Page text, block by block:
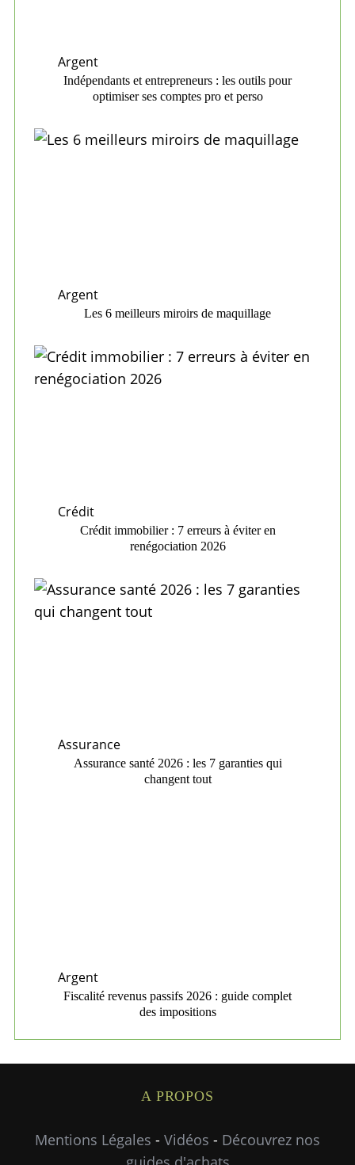
Argent
Indépendants et entrepreneurs : les outils pour
optimiser ses comptes pro et perso
Argent
Les 6 meilleurs miroirs de maquillage
Crédit
Crédit immobilier : 7 erreurs à éviter en
renégociation 2026
Assurance
Assurance santé 2026 : les 7 garanties qui
changent tout
Argent
Fiscalité revenus passifs 2026 : guide complet
des impositions
A PROPOS
Mentions Légales - Vidéos - Découvrez nos